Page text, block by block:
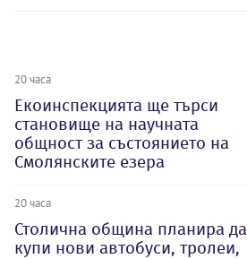
20 часа
Екоинспекцията ще търси
становище на научната
общност за състоянието на
Смолянските езера
20 часа
Столична община планира да
купи нови автобуси, тролеи,